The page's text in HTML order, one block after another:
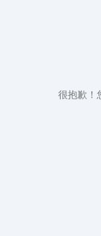
很抱歉！